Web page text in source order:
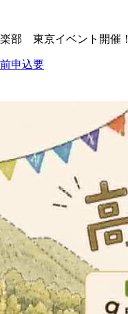
部 東京イベント開催！
申込要